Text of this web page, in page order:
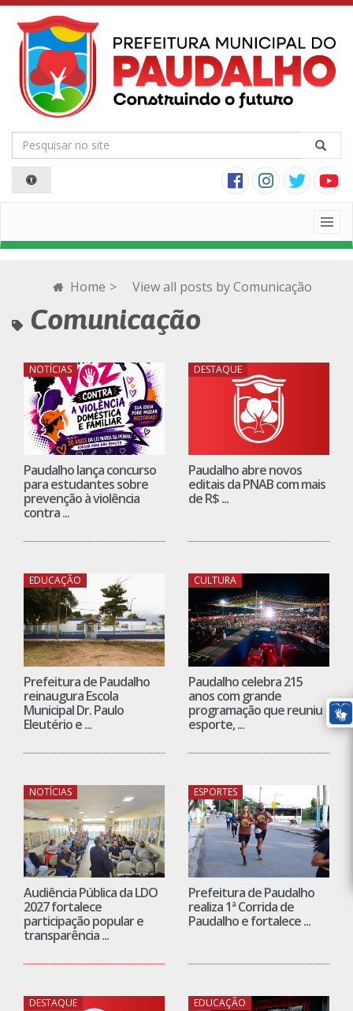
Home > View all posts byComunicação
Comunicação
NOTÍCIAS
Paudalho lança concurso
para estudantes sobre
prevenção à violência
contra ...
DESTAQUE
Paudalho abre novos
editais da PNAB com mais
de R$ ...
EDUCAÇÃO
Prefeitura de Paudalho
reinaugura Escola
Municipal Dr. Paulo
Eleutério e ...
CULTURA
Paudalho celebra 215
anos com grande
programação que reuniu
esporte, ...
NOTÍCIAS
Audiência Pública da LDO
2027 fortalece
participação popular e
transparência ...
ESPORTES
Prefeitura de Paudalho
realiza 1ª Corrida de
Paudalho e fortalece ...
DESTAQUE EDUCAÇÃO